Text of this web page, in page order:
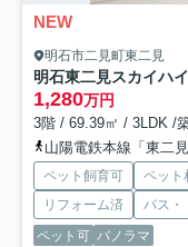
NEW
明石市二見町東二見
明石東二見スカイハ
1,280万円
3階 / 69.39㎡ / 3LDK /
山陽電鉄本線「東二
ペット飼育可 ペット
リフォーム済
バス・
ペット可 パノラマ